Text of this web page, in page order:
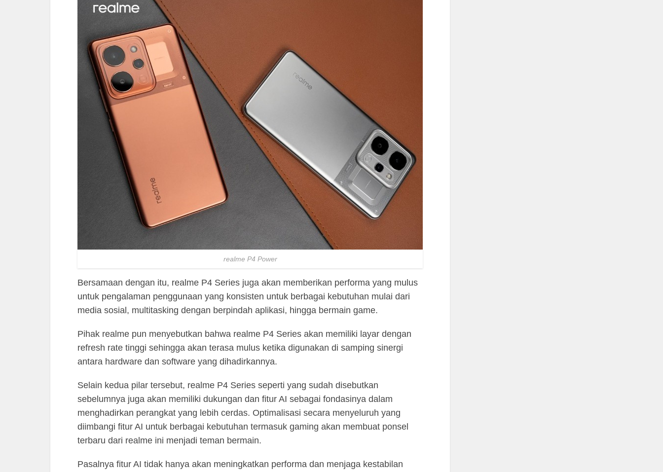
realme P4 Power
Bersamaan dengan itu, realme P4 Series juga akan memberikan performa yang mulus
untuk pengalaman penggunaan yang konsisten untuk berbagai kebutuhan mulai dari
media sosial, multitasking dengan berpindah aplikasi, hingga bermain game.
Pihak realme pun menyebutkan bahwa realme P4 Series akan memiliki layar dengan
refresh rate tinggi sehingga akan terasa mulus ketika digunakan di samping sinergi
antara hardware dan software yang dihadirkannya.
Selain kedua pilar tersebut, realme P4 Series seperti yang sudah disebutkan
sebelumnya juga akan memiliki dukungan dan fitur AI sebagai fondasinya dalam
menghadirkan perangkat yang lebih cerdas. Optimalisasi secara menyeluruh yang
diimbangi fitur AI untuk berbagai kebutuhan termasuk gaming akan membuat ponsel
terbaru dari realme ini menjadi teman bermain.
Pasalnya fitur AI tidak hanya akan meningkatkan performa dan menjaga kestabilan